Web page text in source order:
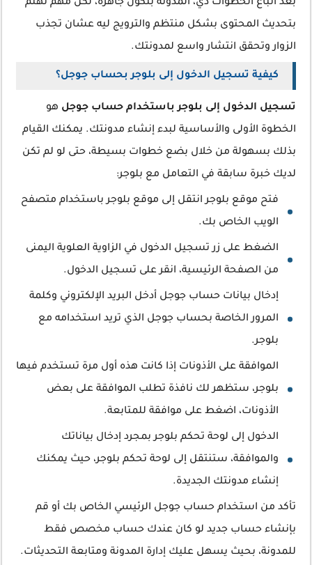
بعد اتباع الخطوات دي، المدونة بتكون جاهزة، لكن مهم تهتم
بتحديث المحتوى بشكل منتظم والترويج ليه عشان تجذب
الزوار وتحقق انتشار واسع لمدونتك.
كيفية تسجيل الدخول إلى بلوجر بحساب جوجل؟
تسجيل الدخول إلى بلوجر باستخدام حساب جوجل هو
الخطوة الأولى والأساسية لبدء إنشاء مدونتك. يمكنك القيام
بذلك بسهولة من خلال بضع خطوات بسيطة، حتى لو لم تكن
لديك خبرة سابقة في التعامل مع بلوجر:
فتح موقع بلوجر انتقل إلى موقع بلوجر باستخدام متصفح
الويب الخاص بك.
الضغط على زر تسجيل الدخول في الزاوية العلوية اليمنى
من الصفحة الرئيسية، انقر على تسجيل الدخول.
إدخال بيانات حساب جوجل أدخل البريد الإلكتروني وكلمة
المرور الخاصة بحساب جوجل الذي تريد استخدامه مع
بلوجر.
الموافقة على الأذونات إذا كانت هذه أول مرة تستخدم فيها
بلوجر، ستظهر لك نافذة تطلب الموافقة على بعض
الأذونات، اضغط على موافقة للمتابعة.
الدخول إلى لوحة تحكم بلوجر بمجرد إدخال بياناتك
والموافقة، ستنتقل إلى لوحة تحكم بلوجر، حيث يمكنك
إنشاء مدونتك الجديدة.
تأكد من استخدام حساب جوجل الرئيسي الخاص بك أو قم
بإنشاء حساب جديد لو كان عندك حساب مخصص فقط
للمدونة، بحيث يسهل عليك إدارة المدونة ومتابعة التحديثات.